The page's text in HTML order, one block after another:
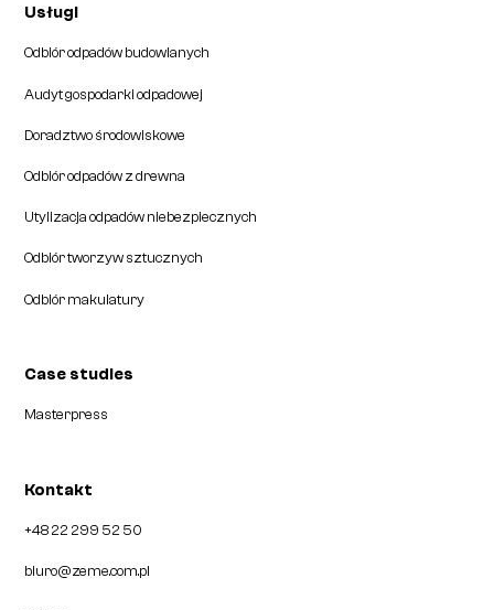
Usługi
Odbiór odpadów budowlanych
Audyt gospodarki odpadowej
Doradztwo środowiskowe
Odbiór odpadów z drewna
Utylizacja odpadów niebezpiecznych
Odbiór tworzyw sztucznych
Odbiór makulatury
Case studies
Masterpress
Kontakt
+48 22 299 52 50
biuro@zeme.com.pl